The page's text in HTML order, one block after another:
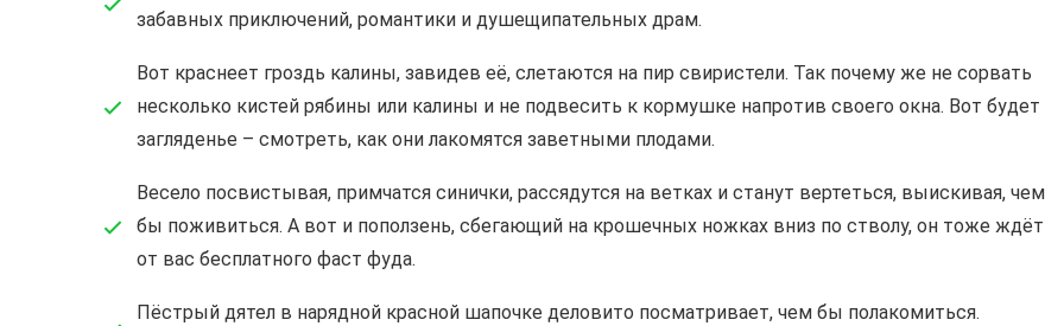
забавных приключений, романтики и душещипательных драм.
Вот краснеет гроздь калины, завидев её, слетаются на пир свиристели. Так почему же не сорвать
несколько кистей рябины или калины и не подвесить к кормушке напротив своего окна. Вот будет
загляденье – смотреть, как они лакомятся заветными плодами.
Весело посвистывая, примчатся синички, рассядутся на ветках и станут вертеться, выискивая, чем
бы поживиться. А вот и поползень, сбегающий на крошечных ножках вниз по стволу, он тоже ждёт
от вас бесплатного фаст фуда.
Пёстрый дятел в нарядной красной шапочке деловито посматривает, чем бы полакомиться.